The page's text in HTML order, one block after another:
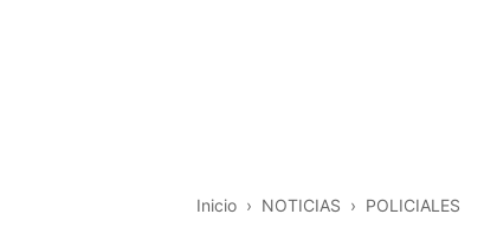
Inicio › NOTICIAS › POLICIALES